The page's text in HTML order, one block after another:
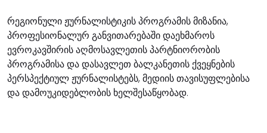
რეგიონული ჟურნალისტიკის პროგრამის მიზანია,
პროფესიონალურ განვითარებაში დაეხმაროს
ევროკავშირის აღმოსავლეთის პარტნიორობის
პროგრამისა და დასავლეთ ბალკანეთის ქვეყნების
პერსპექტიულ ჟურნალისტებს, მედიის თავისუფლებისა
და დამოუკიდებლობის ხელშესაწყობად.